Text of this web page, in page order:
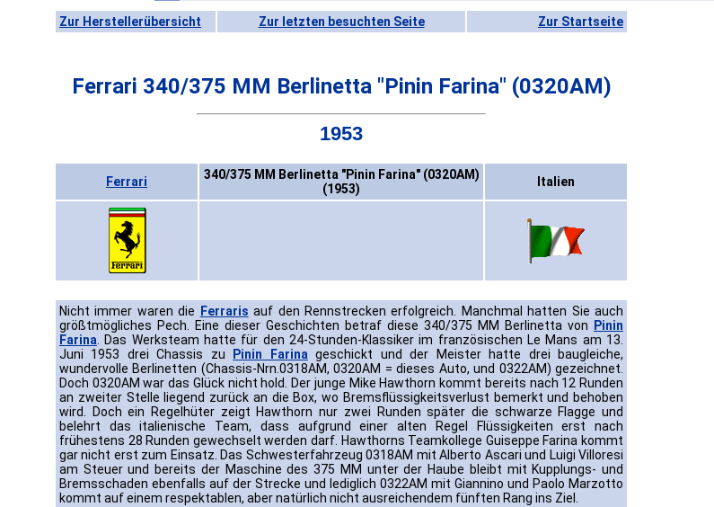
Zur Herstellerübersicht Zur letzten besuchten Seite Zur Startseite
Ferrari 340/375 MM Berlinetta "Pinin Farina" (0320AM)
1953
Ferrari
340/375 MM Berlinetta "Pinin Farina" (0320AM)
(1953)
Italien
Nicht immer waren die Ferraris auf den Rennstrecken erfolgreich. Manchmal hatten Sie auch
größtmögliches Pech. Eine dieser Geschichten betraf diese 340/375 MM Berlinetta von
Pinin
Farina . Das Werksteam hatte für den 24-Stunden-Klassiker im französischen Le Mans am 13.
Juni 1953 drei Chassis zu
Pinin Farina geschickt und der Meister hatte drei baugleiche,
wundervolle Berlinetten (Chassis-Nrn.0318AM, 0320AM = dieses Auto, und 0322AM) gezeichnet.
Doch 0320AM war das Glück nicht hold. Der junge Mike Hawthorn kommt bereits nach 12 Runden
an zweiter Stelle liegend zurück an die Box, wo Bremsflüssigkeitsverlust bemerkt und behoben
wird. Doch ein Regelhüter zeigt Hawthorn nur zwei Runden später die schwarze Flagge und
belehrt das italienische Team, dass aufgrund einer alten Regel Flüssigkeiten erst nach
frühestens 28 Runden gewechselt werden darf. Hawthorns Teamkollege Guiseppe Farina kommt
gar nicht erst zum Einsatz. Das Schwesterfahrzeug 0318AM mit Alberto Ascari und Luigi Villoresi
am Steuer und bereits der Maschine des 375 MM unter der Haube bleibt mit Kupplungs- und
Bremsschaden ebenfalls auf der Strecke und lediglich 0322AM mit Giannino und Paolo Marzotto
kommt auf einem respektablen, aber natürlich nicht ausreichendem fünften Rang ins Ziel.